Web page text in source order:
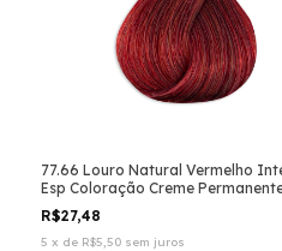
77.66 Louro Natural Vermelho
Esp Coloração Creme
Vegana
R$27,48
5 x de R$5,50 sem juros